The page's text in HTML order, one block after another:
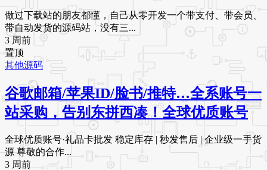
做过下载站的朋友都懂，自己从零开发一个带支付、带会员、
带自动发货的源码站，没有三...
3 周前
置顶
其他源码
谷歌邮箱/苹果ID/脸书/推特…全系账号一
站采购，告别东拼西凑！全球优质账号
全球优质账号·礼品卡批发 稳定库存 | 秒发售后 | 企业级一手货
源 尊敬的合作...
3 周前